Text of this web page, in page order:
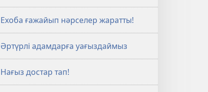
Ехоба ғажайып нәрселер жаратты!
Әртүрлі адамдарға уағыздаймыз
Нағыз достар тап!